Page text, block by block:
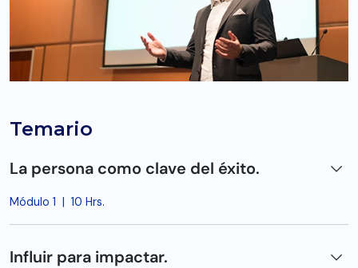
Temario
La persona como clave del éxito.
Módulo 1 | 10 Hrs.
Influir para impactar.